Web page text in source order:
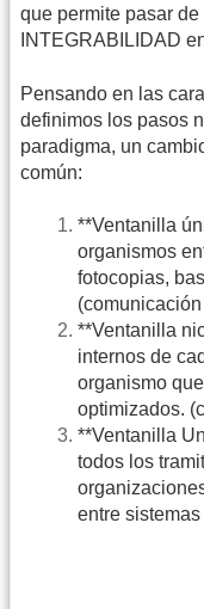
que permite pasar
INTEGRABILIDAD
Pensando en las
definimos los pasos
paradigma, un
común:
**Ventanilla
organismos
fotocopias,
**Ventanilla
internos de
organismo
optimizados.
**Ventanilla
todos los
entre